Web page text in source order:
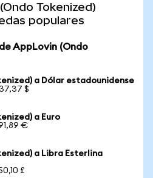
Tokenized)
populares
AppLovin (Ondo
a Dólar estadounidense
$
a Euro
€
a Libra Esterlina
£